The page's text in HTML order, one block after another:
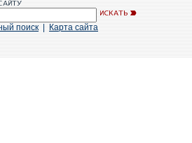
поиск Карта сайта